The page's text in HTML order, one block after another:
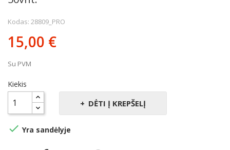
Kodas: 28809_PRO
15,00 €
Su PVM
Kiekis
DĖTI Į KREPŠELĮ
 Yra sandėlyje